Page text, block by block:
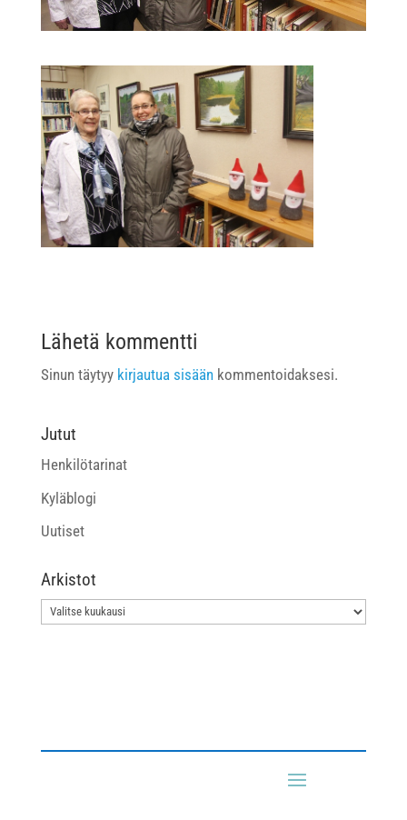
Lähetä kommentti
Sinun täytyy kirjautua sisäänkommentoidaksesi.
Jutut
Henkilötarinat
Kyläblogi
Uutiset
Arkistot
Arkistot